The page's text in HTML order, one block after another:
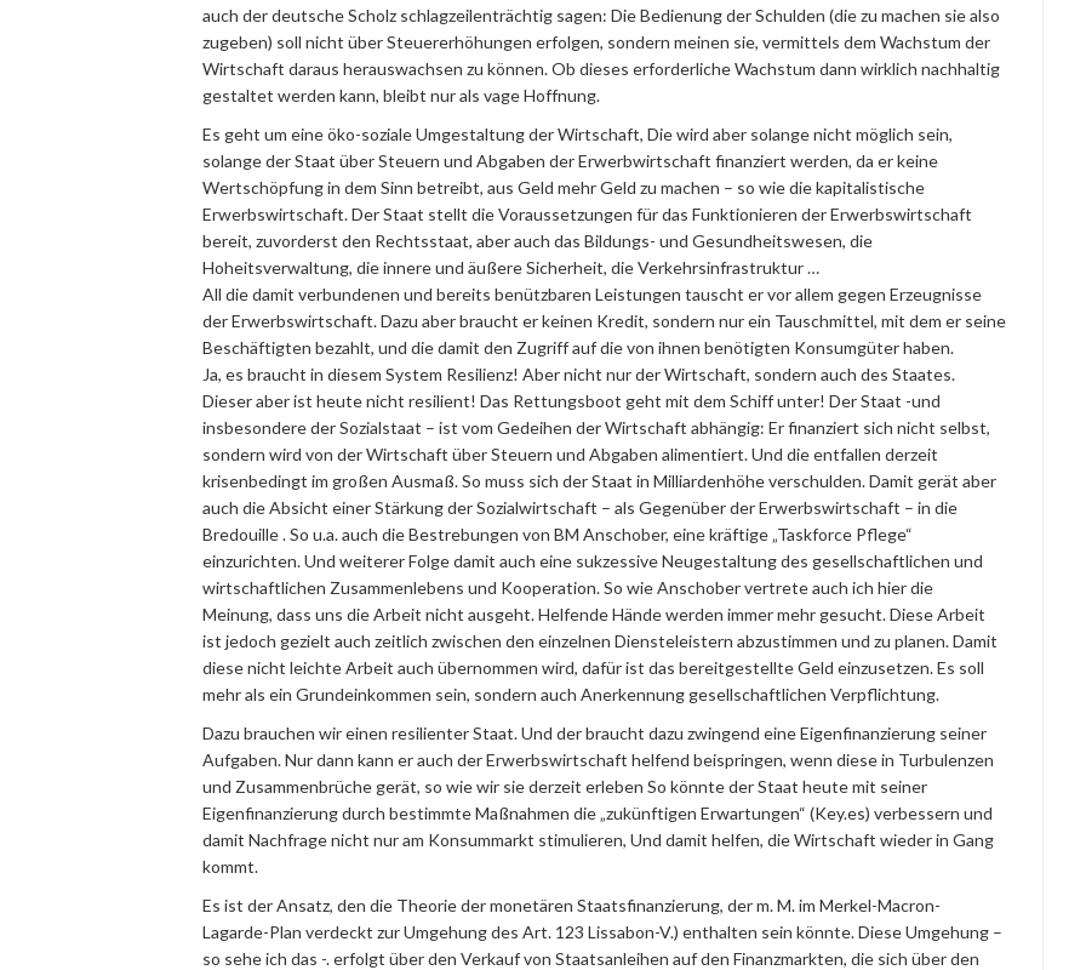
auch der deutsche Scholz schlagzeilenträchtig sagen: Die Bedienung der Schulden (die zu machen sie also
zugeben) soll nicht über Steuererhöhungen erfolgen, sondern meinen sie, vermittels dem Wachstum der
Wirtschaft daraus herauswachsen zu können. Ob dieses erforderliche Wachstum dann wirklich nachhaltig
gestaltet werden kann, bleibt nur als vage Hoffnung.
Es geht um eine öko-soziale Umgestaltung der Wirtschaft, Die wird aber solange nicht möglich sein,
solange der Staat über Steuern und Abgaben der Erwerbwirtschaft finanziert werden, da er keine
Wertschöpfung in dem Sinn betreibt, aus Geld mehr Geld zu machen – so wie die kapitalistische
Erwerbswirtschaft. Der Staat stellt die Voraussetzungen für das Funktionieren der Erwerbswirtschaft
bereit, zuvorderst den Rechtsstaat, aber auch das Bildungs- und Gesundheitswesen, die
Hoheitsverwaltung, die innere und äußere Sicherheit, die Verkehrsinfrastruktur …
All die damit verbundenen und bereits benützbaren Leistungen tauscht er vor allem gegen Erzeugnisse
der Erwerbswirtschaft. Dazu aber braucht er keinen Kredit, sondern nur ein Tauschmittel, mit dem er seine
Beschäftigten bezahlt, und die damit den Zugriff auf die von ihnen benötigten Konsumgüter haben.
Ja, es braucht in diesem System Resilienz! Aber nicht nur der Wirtschaft, sondern auch des Staates.
Dieser aber ist heute nicht resilient! Das Rettungsboot geht mit dem Schiff unter! Der Staat -und
insbesondere der Sozialstaat – ist vom Gedeihen der Wirtschaft abhängig: Er finanziert sich nicht selbst,
sondern wird von der Wirtschaft über Steuern und Abgaben alimentiert. Und die entfallen derzeit
krisenbedingt im großen Ausmaß. So muss sich der Staat in Milliardenhöhe verschulden. Damit gerät aber
auch die Absicht einer Stärkung der Sozialwirtschaft – als Gegenüber der Erwerbswirtschaft – in die
Bredouille . So u.a. auch die Bestrebungen von BM Anschober, eine kräftige „Taskforce Pflege“
einzurichten. Und weiterer Folge damit auch eine sukzessive Neugestaltung des gesellschaftlichen und
wirtschaftlichen Zusammenlebens und Kooperation. So wie Anschober vertrete auch ich hier die
Meinung, dass uns die Arbeit nicht ausgeht. Helfende Hände werden immer mehr gesucht. Diese Arbeit
ist jedoch gezielt auch zeitlich zwischen den einzelnen Diensteleistern abzustimmen und zu planen. Damit
diese nicht leichte Arbeit auch übernommen wird, dafür ist das bereitgestellte Geld einzusetzen. Es soll
mehr als ein Grundeinkommen sein, sondern auch Anerkennung gesellschaftlichen Verpflichtung.
Dazu brauchen wir einen resilienter Staat. Und der braucht dazu zwingend eine Eigenfinanzierung seiner
Aufgaben. Nur dann kann er auch der Erwerbswirtschaft helfend beispringen, wenn diese in Turbulenzen
und Zusammenbrüche gerät, so wie wir sie derzeit erleben So könnte der Staat heute mit seiner
Eigenfinanzierung durch bestimmte Maßnahmen die „zukünftigen Erwartungen“ (Key.es) verbessern und
damit Nachfrage nicht nur am Konsummarkt stimulieren, Und damit helfen, die Wirtschaft wieder in Gang
kommt.
Es ist der Ansatz, den die Theorie der monetären Staatsfinanzierung, der m. M. im Merkel-Macron-
Lagarde-Plan verdeckt zur Umgehung des Art. 123 Lissabon-V.) enthalten sein könnte. Diese Umgehung –
so sehe ich das -. erfolgt über den Verkauf von Staatsanleihen auf den Finanzmarkten, die sich über den